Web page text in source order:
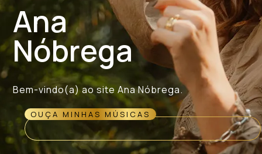
Ana
Nóbrega
Bem-vindo(a) ao site Ana Nóbrega.
OUÇA MINHAS MÚSICAS